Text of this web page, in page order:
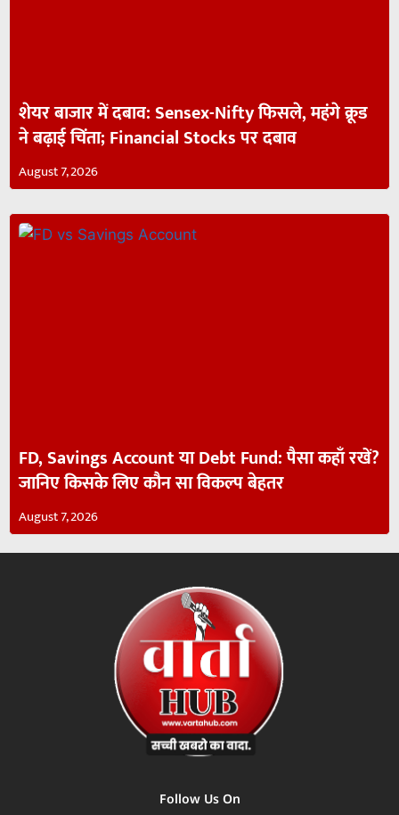
शेयर बाजार में दबाव: Sensex-Nifty फिसले, महंगे क्रूड
ने बढ़ाई चिंता; Financial Stocks पर दबाव
August 7, 2026
FD, Savings Account या Debt Fund: पैसा कहाँ रखें?
जानिए किसके लिए कौन सा विकल्प बेहतर
August 7, 2026
Follow Us On